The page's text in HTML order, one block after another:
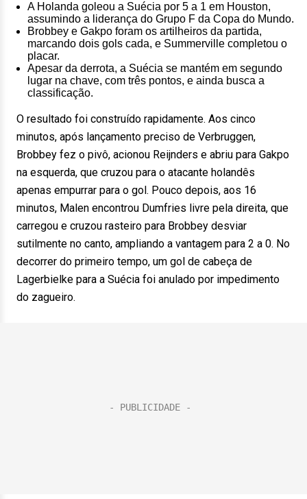
A Holanda goleou a Suécia por 5 a 1 em Houston,
assumindo a liderança do Grupo F da Copa do Mundo.
Brobbey e Gakpo foram os artilheiros da partida,
marcando dois gols cada, e Summerville completou o
placar.
Apesar da derrota, a Suécia se mantém em segundo
lugar na chave, com três pontos, e ainda busca a
classificação.
O resultado foi construído rapidamente. Aos cinco
minutos, após lançamento preciso de Verbruggen,
Brobbey fez o pivô, acionou Reijnders e abriu para Gakpo
na esquerda, que cruzou para o atacante holandês
apenas empurrar para o gol. Pouco depois, aos 16
minutos, Malen encontrou Dumfries livre pela direita, que
carregou e cruzou rasteiro para Brobbey desviar
sutilmente no canto, ampliando a vantagem para 2 a 0. No
decorrer do primeiro tempo, um gol de cabeça de
Lagerbielke para a Suécia foi anulado por impedimento
do zagueiro.